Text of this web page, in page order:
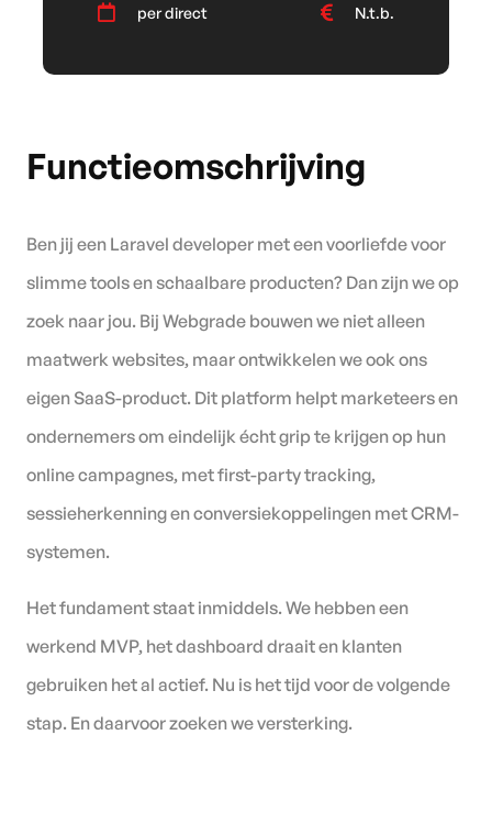
per direct N.t.b.
Functieomschrijving
Ben jij een Laravel developer met een voorliefde voor
slimme tools en schaalbare producten? Dan zijn we op
zoek naar jou. Bij Webgrade bouwen we niet alleen
maatwerk websites, maar ontwikkelen we ook ons
eigen SaaS-product. Dit platform helpt marketeers en
ondernemers om eindelijk écht grip te krijgen op hun
online campagnes, met first-party tracking,
sessieherkenning en conversiekoppelingen met CRM-
systemen.
Het fundament staat inmiddels. We hebben een
werkend MVP, het dashboard draait en klanten
gebruiken het al actief. Nu is het tijd voor de volgende
stap. En daarvoor zoeken we versterking.